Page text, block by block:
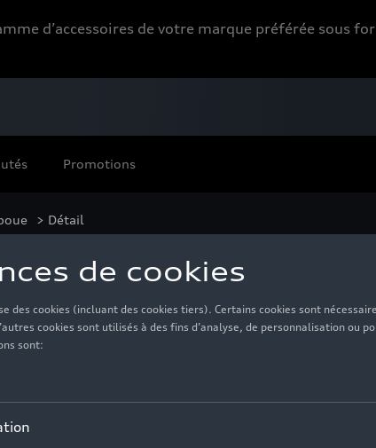
d’accessoires de votre marque préférée sous
Promotions
> Détail